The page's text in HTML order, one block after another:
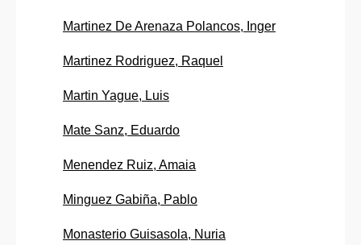
Martinez De Arenaza Polancos, Inger
Martinez Rodriguez, Raquel
Martin Yague, Luis
Mate Sanz, Eduardo
Menendez Ruiz, Amaia
Minguez Gabiña, Pablo
Monasterio Guisasola, Nuria